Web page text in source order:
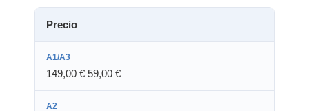
Precio
149,00€ 59,00 €